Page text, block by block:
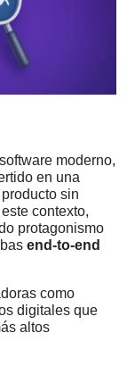
moderno,
en una
sin
contexto,
protagonismo
end-to-end
como
digitales que
altos